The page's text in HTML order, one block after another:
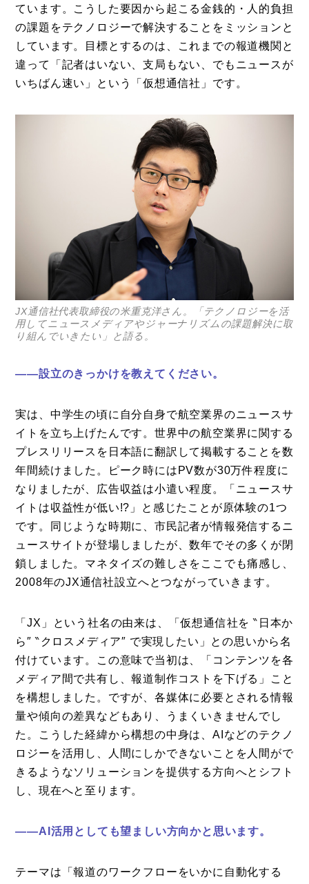
トピックス
Photos
運営会社
登録
お問い合わせ
ています。こうした要因から起こる金銭的・人的負担
の課題をテクノロジーで解決することをミッションと
しています。目標とするのは、これまでの報道機関と
違って「記者はいない、支局もない、でもニュースが
いちばん速い」という「仮想通信社」です。
JX通信社代表取締役の米重克洋さん。「テクノロジーを活
用してニュースメディアやジャーナリズムの課題解決に取
り組んでいきたい」と語る。
——設立のきっかけを教えてください。
実は、中学生の頃に自分自身で航空業界のニュースサ
イトを立ち上げたんです。世界中の航空業界に関する
プレスリリースを日本語に翻訳して掲載することを数
年間続けました。ピーク時にはPV数が30万件程度に
なりましたが、広告収益は小遣い程度。「ニュースサ
イトは収益性が低い!?」と感じたことが原体験の1つ
です。同じような時期に、市民記者が情報発信するニ
ュースサイトが登場しましたが、数年でその多くが閉
鎖しました。マネタイズの難しさをここでも痛感し、
2008年のJX通信社設立へとつながっていきます。
「JX」という社名の由来は、「仮想通信社を ‶日本か
ら″ ‶クロスメディア″ で実現したい」との思いから名
付けています。この意味で当初は、「コンテンツを各
メディア間で共有し、報道制作コストを下げる」こと
を構想しました。ですが、各媒体に必要とされる情報
量や傾向の差異などもあり、うまくいきませんでし
た。こうした経緯から構想の中身は、AIなどのテクノ
ロジーを活用し、人間にしかできないことを人間がで
きるようなソリューションを提供する方向へとシフト
し、現在へと至ります。
——AI活用としても望ましい方向かと思います。
テーマは「報道のワークフローをいかに自動化する